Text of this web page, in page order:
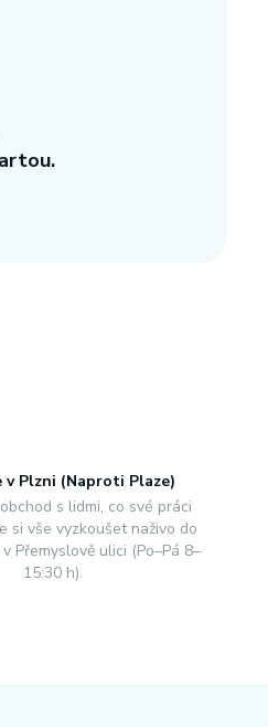
v Plzni (Naproti Plaze)
s lidmi, co své práci
si vše vyzkoušet naživo do
Přemyslově ulici (Po–Pá 8–
15:30 h).